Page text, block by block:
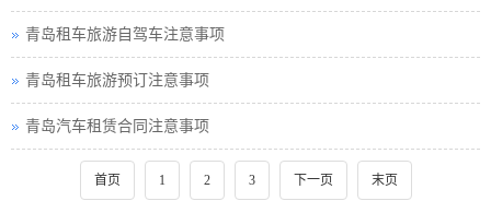
青岛租车旅游自驾车注意事项
青岛租车旅游预订注意事项
青岛汽车租赁合同注意事项
首页 1 2 3 下一页 末页